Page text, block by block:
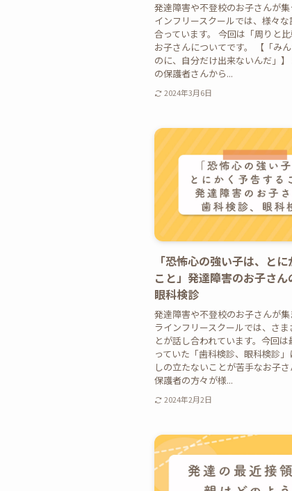
発達障害や不登校のお子さんが
インフリースクールでは、様々
合っています。 今回は「周りと比
お子さんについてです。 【「み
のに、自分だけ出来ないんだ」
の保護者さんから...
2024年3月6日
「恐怖心の強い子は、と
こと」発達障害のお子さん
眼科検診
発達障害や不登校のお子さんが
ラインフリースクールでは、さ
とが話し合われています。今回
っていた「歯科検診、眼科検診
しの立たないことが苦手なお子さ
保護者の方々が様...
2024年2月2日